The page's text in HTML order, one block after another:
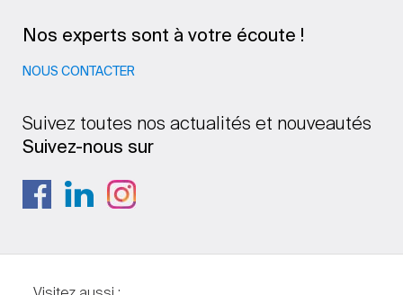
Nos experts sont à votre écoute !
NOUS CONTACTER
Suivez toutes nos actualités et nouveautés
Suivez-nous sur